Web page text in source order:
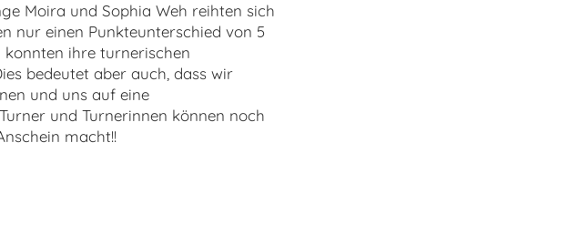
Moira und Sophia Weh reihten sich
nur einen Punkteunterschied von 5
konnten ihre turnerischen
bedeutet aber auch, dass wir
und uns auf eine
und Turnerinnen können noch
macht!!